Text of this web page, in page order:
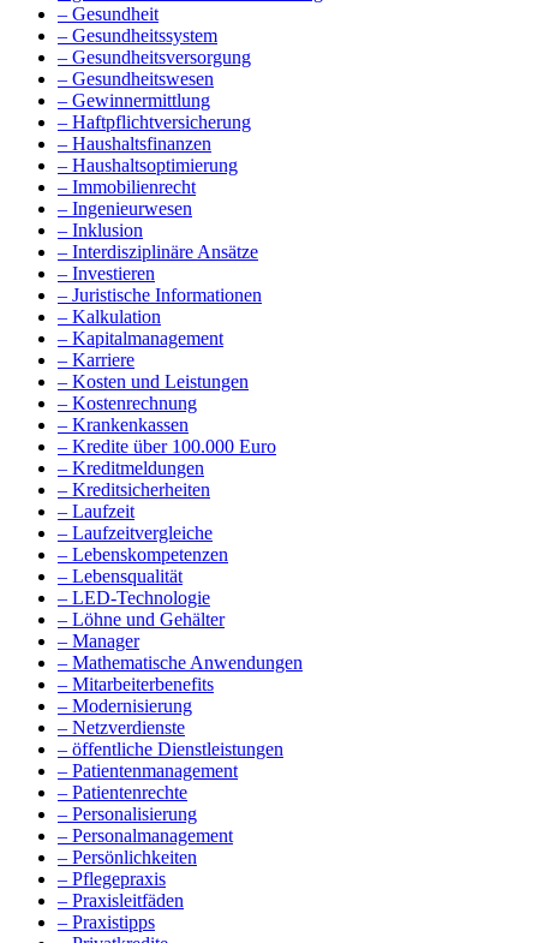
– Gesundheit
– Gesundheitssystem
– Gesundheitsversorgung
– Gesundheitswesen
– Gewinnermittlung
– Haftpflichtversicherung
– Haushaltsfinanzen
– Haushaltsoptimierung
– Immobilienrecht
– Ingenieurwesen
– Inklusion
– Interdisziplinäre Ansätze
– Investieren
– Juristische Informationen
– Kalkulation
– Kapitalmanagement
– Karriere
– Kosten und Leistungen
– Kostenrechnung
– Krankenkassen
– Kredite über 100.000 Euro
– Kreditmeldungen
– Kreditsicherheiten
– Laufzeit
– Laufzeitvergleiche
– Lebenskompetenzen
– Lebensqualität
– LED-Technologie
– Löhne und Gehälter
– Manager
– Mathematische Anwendungen
– Mitarbeiterbenefits
– Modernisierung
– Netzverdienste
– öffentliche Dienstleistungen
– Patientenmanagement
– Patientenrechte
– Personalisierung
– Personalmanagement
– Persönlichkeiten
– Pflegepraxis
– Praxisleitfäden
– Praxistipps